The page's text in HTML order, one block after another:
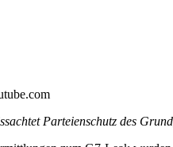
Parteienschutz des